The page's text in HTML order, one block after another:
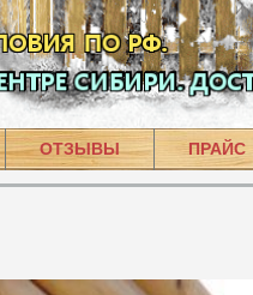
ОТЗЫВЫ ПРАЙС